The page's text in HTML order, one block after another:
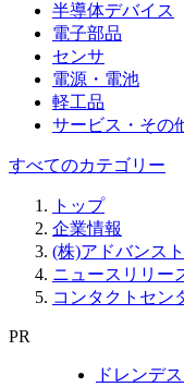
半導体デバイス
電子部品
センサ
電源・電池
軽工品
サービス・その
すべてのカテゴリー
トップ
企業情報
(株)アドバンス
ニュースリリー
コンタクトセン
PR
ドレンデ